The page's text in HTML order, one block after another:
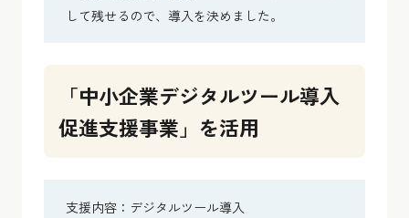
して残せるので、導入を決めました。
「中小企業デジタルツール導入
促進支援事業」を活用
支援内容：デジタルツール導入